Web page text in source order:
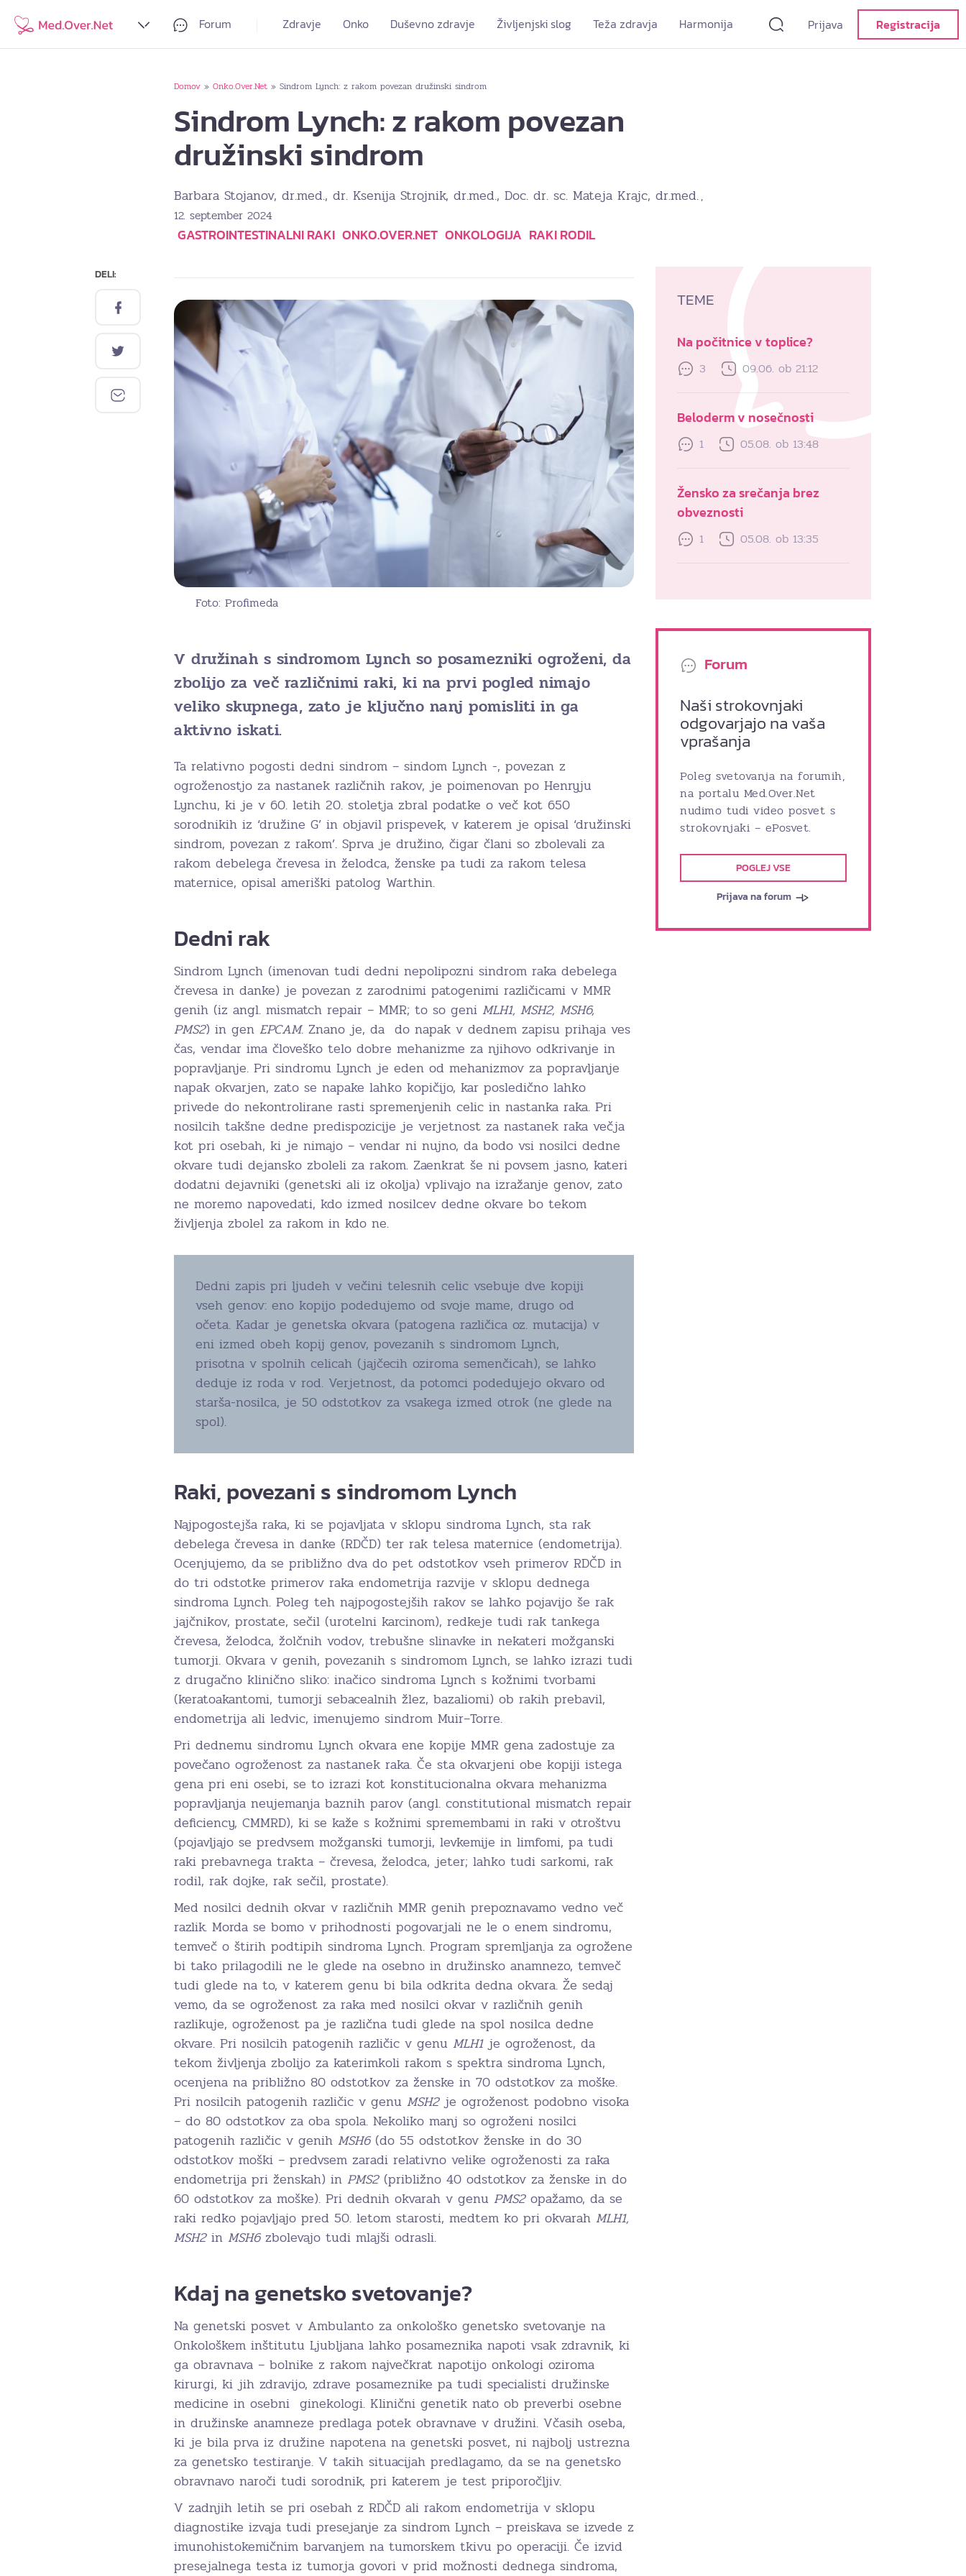
Forum Zdravje Onko Duševno zdravje Življenjski slog Teža zdravja Harmonija Prijava Registracija
Domov » Onko.Over.Net » Sindrom Lynch: z rakom povezan družinski sindrom
Sindrom Lynch: z rakom povezan
družinski sindrom
Barbara Stojanov, dr.med., dr. Ksenija Strojnik, dr.med., Doc. dr. sc. Mateja Krajc, dr.med.,
12. september 2024
GASTROINTESTINALNI RAKI ONKO.OVER.NET ONKOLOGIJA RAKI RODIL
DELI:
Foto: Profimeda
V družinah s sindromom Lynch so posamezniki ogroženi, da
zbolijo za več različnimi raki, ki na prvi pogled nimajo
veliko skupnega, zato je ključno nanj pomisliti in ga
aktivno iskati.
Ta relativno pogosti dedni sindrom – sindom Lynch -, povezan z
ogroženostjo za nastanek različnih rakov, je poimenovan po Henryju
Lynchu, ki je v 60. letih 20. stoletja zbral podatke o več kot 650
sorodnikih iz ‘družine G’ in objavil prispevek, v katerem je opisal ‘družinski
sindrom, povezan z rakom’. Sprva je družino, čigar člani so zbolevali za
rakom debelega črevesa in želodca, ženske pa tudi za rakom telesa
maternice, opisal ameriški patolog Warthin.
Dedni rak
Sindrom Lynch (imenovan tudi dedni nepolipozni sindrom raka debelega
črevesa in danke) je povezan z zarodnimi patogenimi različicami v MMR
genih (iz angl. mismatch repair – MMR; to so geni MLH1, MSH2, MSH6,
PMS2) in gen EPCAM. Znano je, da do napak v dednem zapisu prihaja ves
čas, vendar ima človeško telo dobre mehanizme za njihovo odkrivanje in
popravljanje. Pri sindromu Lynch je eden od mehanizmov za popravljanje
napak okvarjen, zato se napake lahko kopičijo, kar posledično lahko
privede do nekontrolirane rasti spremenjenih celic in nastanka raka. Pri
nosilcih takšne dedne predispozicije je verjetnost za nastanek raka večja
kot pri osebah, ki je nimajo – vendar ni nujno, da bodo vsi nosilci dedne
okvare tudi dejansko zboleli za rakom. Zaenkrat še ni povsem jasno, kateri
dodatni dejavniki (genetski ali iz okolja) vplivajo na izražanje genov, zato
ne moremo napovedati, kdo izmed nosilcev dedne okvare bo tekom
življenja zbolel za rakom in kdo ne.
Dedni zapis pri ljudeh v večini telesnih celic vsebuje dve kopiji
vseh genov: eno kopijo podedujemo od svoje mame, drugo od
očeta. Kadar je genetska okvara (patogena različica oz. mutacija) v
eni izmed obeh kopij genov, povezanih s sindromom Lynch,
prisotna v spolnih celicah (jajčecih oziroma semenčicah), se lahko
deduje iz roda v rod. Verjetnost, da potomci podedujejo okvaro od
starša-nosilca, je 50 odstotkov za vsakega izmed otrok (ne glede na
spol).
Raki, povezani s sindromom Lynch
Najpogostejša raka, ki se pojavljata v sklopu sindroma Lynch, sta rak
debelega črevesa in danke (RDČD) ter rak telesa maternice (endometrija).
Ocenjujemo, da se približno dva do pet odstotkov vseh primerov RDČD in
do tri odstotke primerov raka endometrija razvije v sklopu dednega
sindroma Lynch. Poleg teh najpogostejših rakov se lahko pojavijo še rak
jajčnikov, prostate, sečil (urotelni karcinom), redkeje tudi rak tankega
črevesa, želodca, žolčnih vodov, trebušne slinavke in nekateri možganski
tumorji. Okvara v genih, povezanih s sindromom Lynch, se lahko izrazi tudi
z drugačno klinično sliko: inačico sindroma Lynch s kožnimi tvorbami
(keratoakantomi, tumorji sebacealnih žlez, bazaliomi) ob rakih prebavil,
endometrija ali ledvic, imenujemo sindrom Muir–Torre.
Pri dednemu sindromu Lynch okvara ene kopije MMR gena zadostuje za
povečano ogroženost za nastanek raka. Če sta okvarjeni obe kopiji istega
gena pri eni osebi, se to izrazi kot konstitucionalna okvara mehanizma
popravljanja neujemanja baznih parov (angl. constitutional mismatch repair
deficiency, CMMRD), ki se kaže s kožnimi spremembami in raki v otroštvu
(pojavljajo se predvsem možganski tumorji, levkemije in limfomi, pa tudi
raki prebavnega trakta – črevesa, želodca, jeter; lahko tudi sarkomi, rak
rodil, rak dojke, rak sečil, prostate).
Med nosilci dednih okvar v različnih MMR genih prepoznavamo vedno več
razlik. Morda se bomo v prihodnosti pogovarjali ne le o enem sindromu,
temveč o štirih podtipih sindroma Lynch. Program spremljanja za ogrožene
bi tako prilagodili ne le glede na osebno in družinsko anamnezo, temveč
tudi glede na to, v katerem genu bi bila odkrita dedna okvara. Že sedaj
vemo, da se ogroženost za raka med nosilci okvar v različnih genih
razlikuje, ogroženost pa je različna tudi glede na spol nosilca dedne
okvare. Pri nosilcih patogenih različic v genu MLH1je ogroženost, da
tekom življenja zbolijo za katerimkoli rakom s spektra sindroma Lynch,
ocenjena na približno 80 odstotkov za ženske in 70 odstotkov za moške.
Pri nosilcih patogenih različic v genu MSH2je ogroženost podobno visoka
– do 80 odstotkov za oba spola. Nekoliko manj so ogroženi nosilci
patogenih različic v genih MSH6 (do 55 odstotkov ženske in do 30
odstotkov moški – predvsem zaradi relativno velike ogroženosti za raka
endometrija pri ženskah) in PMS2(približno 40 odstotkov za ženske in do
60 odstotkov za moške). Pri dednih okvarah v genu PMS2 opažamo, da se
raki redko pojavljajo pred 50. letom starosti, medtem ko pri okvarah MLH1,
MSH2 in MSH6zbolevajo tudi mlajši odrasli.
Kdaj na genetsko svetovanje?
Na genetski posvet v Ambulanto za onkološko genetsko svetovanje na
Onkološkem inštitutu Ljubljana lahko posameznika napoti vsak zdravnik, ki
ga obravnava – bolnike z rakom največkrat napotijo onkologi oziroma
kirurgi, ki jih zdravijo, zdrave posameznike pa tudi specialisti družinske
medicine in osebni ginekologi. Klinični genetik nato ob preverbi osebne
in družinske anamneze predlaga potek obravnave v družini. Včasih oseba,
ki je bila prva iz družine napotena na genetski posvet, ni najbolj ustrezna
za genetsko testiranje. V takih situacijah predlagamo, da se na genetsko
obravnavo naroči tudi sorodnik, pri katerem je test priporočljiv.
V zadnjih letih se pri osebah z RDČD ali rakom endometrija v sklopu
diagnostike izvaja tudi presejanje za sindrom Lynch – preiskava se izvede z
imunohistokemičnim barvanjem na tumorskem tkivu po operaciji. Če izvid
presejalnega testa iz tumorja govori v prid možnosti dednega sindroma,
TEME
Na počitnice v toplice?
3 09.06. ob 21:12
Beloderm v nosečnosti
1 05.08. ob 13:48
Žensko za srečanja brez
obveznosti
1 05.08. ob 13:35
Forum
Naši strokovnjaki
odgovarjajo na vaša
vprašanja
Poleg svetovanja na forumih,
na portalu Med.Over.Net
nudimo tudi video posvet s
strokovnjaki – ePosvet.
POGLEJ VSE
Prijava na forum